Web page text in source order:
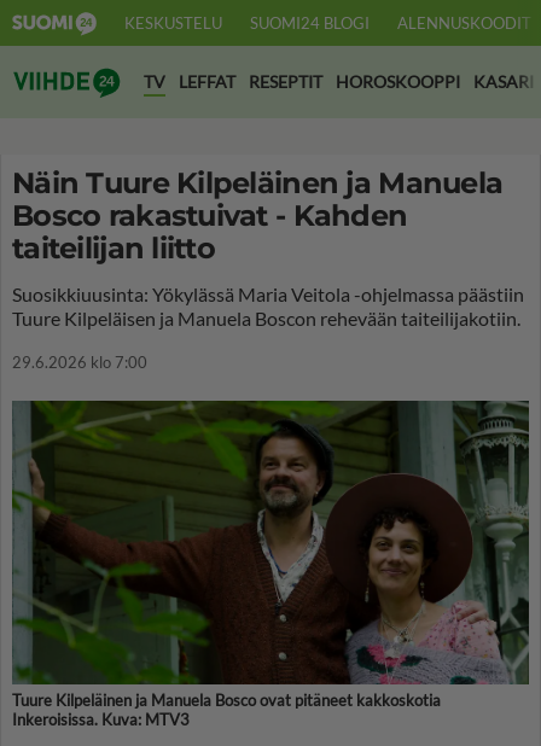
KESKUSTELU SUOMI24 BLOGI ALENNUSKOODIT
Suomi24 Viihde
TV LEFFAT RESEPTIT HOROSKOOPPI KASARI
Näin Tuure Kilpeläinen ja Manuela
Bosco rakastuivat - Kahden
taiteilijan liitto
Suosikkiuusinta: Yökylässä Maria Veitola -ohjelmassa päästiin
Tuure Kilpeläisen ja Manuela Boscon rehevään taiteilijakotiin.
29.6.2026 klo 7:00
Tuure Kilpeläinen ja Manuela Bosco ovat pitäneet kakkoskotia
Inkeroisissa. Kuva: MTV3